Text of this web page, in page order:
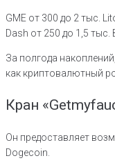
GME от 300 до 2 тыс.
Dash от 250 до 1,5 тыс.
За полгода
как криптовалютный
Кран
Он предоставляет
Dogecoin.